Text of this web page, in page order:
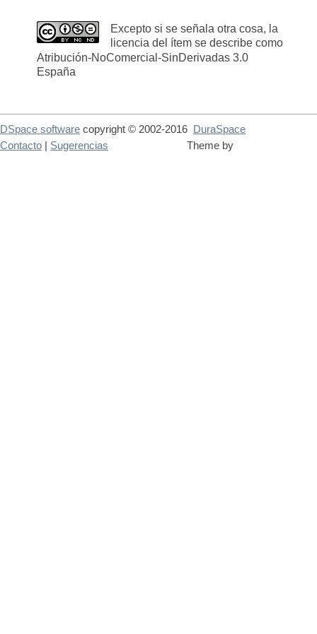
Excepto si se señala otra cosa, la
licencia del ítem se describe como
Atribución-NoComercial-SinDerivadas 3.0
España
DSpace software copyright © 2002-2016
DuraSpace
Theme by
Contacto Sugerencias